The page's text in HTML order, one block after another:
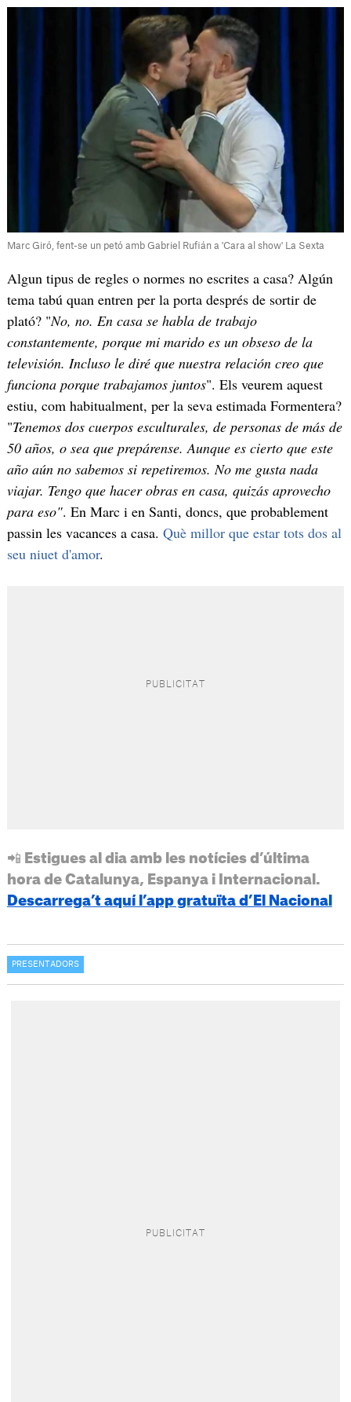
Marc Giró, fent-se un petó amb Gabriel Rufián a 'Cara al show' La Sexta
Algun tipus de regles o normes no escrites a casa? Algún
tema tabú quan entren per la porta després de sortir de
plató? "No, no. En casa se habla de trabajo
constantemente, porque mi marido es un obseso de la
televisión. Incluso le diré que nuestra relación creo que
funciona porque trabajamos juntos". Els veurem aquest
estiu, com habitualment, per la seva estimada Formentera?
"Tenemos dos cuerpos esculturales, de personas de más de
50 años, o sea que prepárense. Aunque es cierto que este
año aún no sabemos si repetiremos. No me gusta nada
viajar. Tengo que hacer obras en casa, quizás aprovecho
para eso". En Marc i en Santi, doncs, que probablement
passin les vacances a casa. Què millor que estar tots dos al
seu niuet d'amor.
📲 Estigues al dia amb les notícies d’última
hora de Catalunya, Espanya i Internacional.
Descarrega’t aquí l’app gratuïta d’El Nacional
PRESENTADORS